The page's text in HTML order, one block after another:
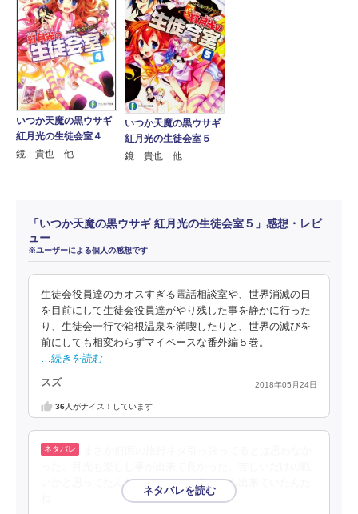
いつか天魔の黒ウサギ
紅月光の生徒会室４
鏡 貴也 他
いつか天魔の黒ウサギ
紅月光の生徒会室５
鏡 貴也 他
「いつか天魔の黒ウサギ 紅月光の生徒会室５」感想・レビ
ュー
※ユーザーによる個人の感想です
生徒会役員達のカオスすぎる電話相談室や、世界消滅の日
を目前にして生徒会役員達がやり残した事を静かに行った
り、生徒会一行で箱根温泉を満喫したりと、世界の滅びを
前にしても相変わらずマイペースな番外編５巻。
…続きを読む
スズ 2018年05月24日
36人がナイス！しています
いかと思ってたんだけどちゃんと息抜きも出来ていたんだ